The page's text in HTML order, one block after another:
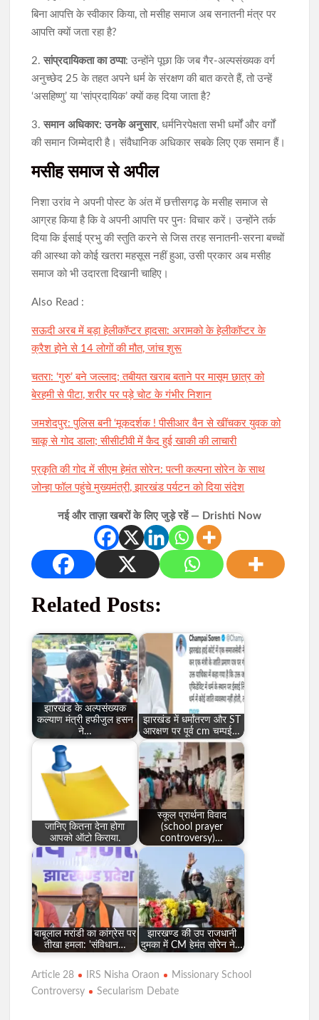
बिना आपत्ति के स्वीकार किया, तो मसीह समाज अब सनातनी मंत्र पर
आपत्ति क्यों जता रहा है?
2.सांप्रदायिकता का ठप्पा: उन्होंने पूछा कि जब गैर-अल्पसंख्यक वर्ग
अनुच्छेद 25 के तहत अपने धर्म के संरक्षण की बात करते हैं, तो उन्हें
‘असहिष्णु’ या ‘सांप्रदायिक’ क्यों कह दिया जाता है?
3.समान अधिकार: उनके अनुसार, धर्मनिरपेक्षता सभी धर्मों और वर्गों
की समान जिम्मेदारी है। संवैधानिक अधिकार सबके लिए एक समान हैं।
मसीह समाज से अपील
निशा उरांव ने अपनी पोस्ट के अंत में छत्तीसगढ़ के मसीह समाज से
आग्रह किया है कि वे अपनी आपत्ति पर पुनः विचार करें। उन्होंने तर्क
दिया कि ईसाई प्रभु की स्तुति करने से जिस तरह सनातनी-सरना बच्चों
की आस्था को कोई खतरा महसूस नहीं हुआ, उसी प्रकार अब मसीह
समाज को भी उदारता दिखानी चाहिए।
Also Read :
सऊदी अरब में बड़ा हेलीकॉप्टर हादसा: अरामको के हेलीकॉप्टर के
क्रैश होने से 14 लोगों की मौत, जांच शुरू
चतरा: ‘गुरु’ बने जल्लाद; तबीयत खराब बताने पर मासूम छात्र को
बेरहमी से पीटा, शरीर पर पड़े चोट के गंभीर निशान
जमशेदपुर: पुलिस बनी ‘मूकदर्शक ! पीसीआर वैन से खींचकर युवक को
चाकू से गोद डाला; सीसीटीवी में कैद हुई खाकी की लाचारी
प्रकृति की गोद में सीएम हेमंत सोरेन: पत्नी कल्पना सोरेन के साथ
जोन्हा फॉल पहुंचे मुख्यमंत्री, झारखंड पर्यटन को दिया संदेश
नई और ताज़ा खबरों के लिए जुड़े रहें — Drishti Now
Related Posts:
झारखंड के अल्पसंख्यक
कल्याण मंत्री हफीजुल हसन
ने…
झारखंड में धर्मांतरण और ST
आरक्षण पर पूर्व cm चम्पई…
जानिए कितना देना होगा
आपको ऑटो किराया.
स्कूल प्रार्थना विवाद
(school prayer
controversy)…
बाबूलाल मरांडी का कांग्रेस पर
तीखा हमला: 'संविधान…
झारखण्ड की उप राजधानी
दुमका में CM हेमंत सोरेन ने…
Article 28 IRS Nisha Oraon
Missionary School
Controversy
Secularism Debate